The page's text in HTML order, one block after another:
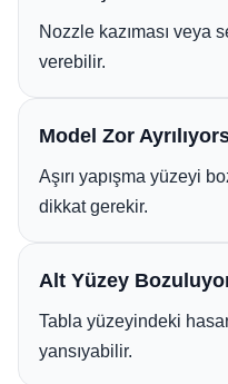
Nozzle kazıması veya
verebilir.
Model Zor
Aşırı yapışma yüzeyi
dikkat gerekir.
Alt Yüzey
Tabla yüzeyindeki
yansıyabilir.